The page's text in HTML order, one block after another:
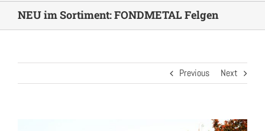
NEU im Sortiment: FONDMETAL Felgen
Previous Next